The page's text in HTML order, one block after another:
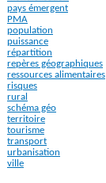
pays émergent
PMA
population
puissance
répartition
repères géographiques
ressources alimentaires
risques
rural
schéma géo
territoire
tourisme
transport
urbanisation
ville